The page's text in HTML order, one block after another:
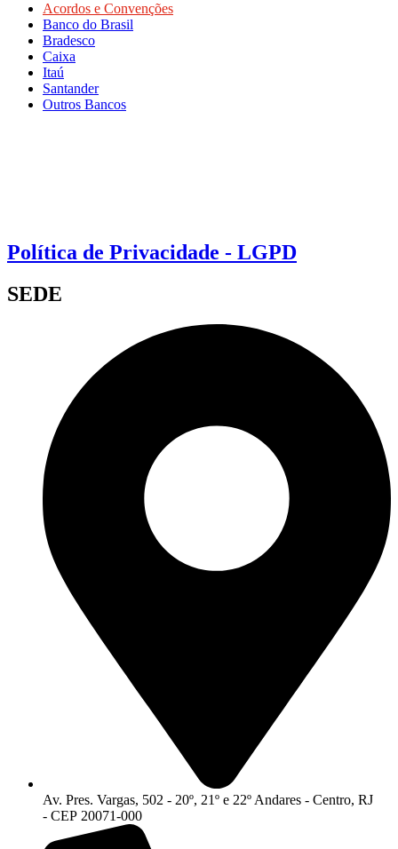
Acordos e Convenções
Banco do Brasil
Bradesco
Caixa
Itaú
Santander
Outros Bancos
Política de Privacidade - LGPD
SEDE
Av. Pres. Vargas, 502 - 20º, 21º e 22º Andares - Centro, RJ
- CEP 20071-000